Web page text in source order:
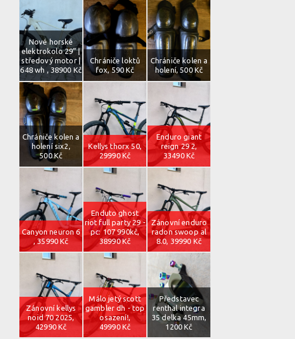
Nové horské
elektrokolo 29” |
středový motor |
648 wh , 38900 Kč
Chrániče loktů
fox, 590 Kč
Chrániče kolen a
holení, 500 Kč
Chrániče kolen a
holení six2,
500 Kč
Kellys thorx 50,
29990 Kč
Enduro giant
reign 29 2,
33490 Kč
Canyon neuron 6
, 35990 Kč
Enduto ghost
riot full party 29 -
pc: 107 990kč,
38990 Kč
Zánovní enduro
radon swoop al
8.0, 39990 Kč
Zánovní kellys
noid 70 2025,
42990 Kč
Málo jetý scott
gambler dh - top
osazení!,
49990 Kč
Představec
renthal integra
35 delka 45mm,
1200 Kč